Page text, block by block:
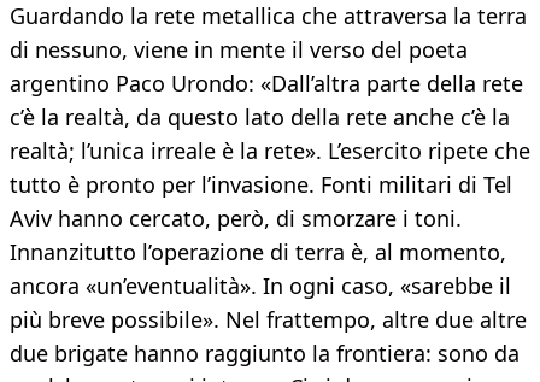
Guardando la rete metallica che attraversa la terra
di nessuno, viene in mente il verso del poeta
argentino Paco Urondo: «Dall’altra parte della rete
c’è la realtà, da questo lato della rete anche c’è la
realtà; l’unica irreale è la rete». L’esercito ripete che
tutto è pronto per l’invasione. Fonti militari di Tel
Aviv hanno cercato, però, di smorzare i toni.
Innanzitutto l’operazione di terra è, al momento,
ancora «un’eventualità». In ogni caso, «sarebbe il
più breve possibile». Nel frattempo, altre due altre
due brigate hanno raggiunto la frontiera: sono da